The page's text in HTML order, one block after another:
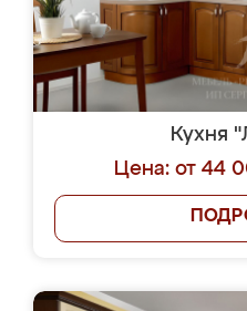
Кухня
Цена: от 44